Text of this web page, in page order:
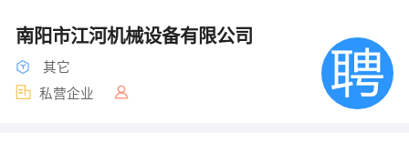
南阳市江河机械设备有限公司
其它
私营企业